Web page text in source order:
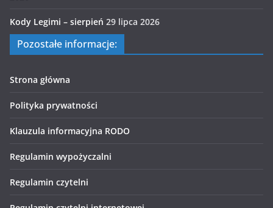
Kody Legimi – sierpień 29 lipca 2026
Pozostałe informacje:
Strona główna
Polityka prywatności
Klauzula informacyjna RODO
Regulamin wypożyczalni
Regulamin czytelni